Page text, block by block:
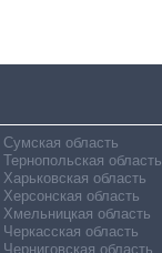
Сумская область
Тернопольская область
Харьковская область
Херсонская область
Хмельницкая область
Черкасская область
Черниговская область